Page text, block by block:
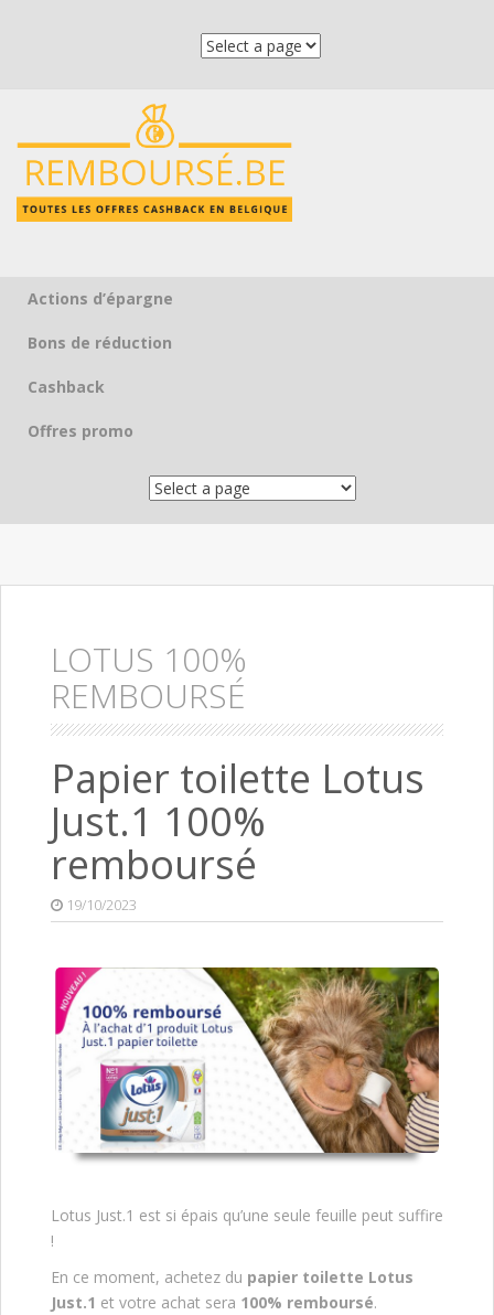
Skip to content
Actions d’épargne
Bons de réduction
Cashback
Offres promo
LOTUS 100%
REMBOURSÉ
Papier toilette Lotus
Just.1 100%
remboursé
19/10/2023
Lotus Just.1 est si épais qu’une seule feuille peut suffire
!
En ce moment, achetez du papier toilette Lotus
Just.1 et votre achat sera 100% remboursé.